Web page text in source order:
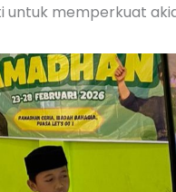
untuk memperkuat